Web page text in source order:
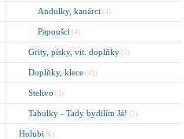
Andulky, kanárci (4)
Papoušci (4)
Grity, písky, vit. doplňky (7)
Doplňky, klece (13)
Stelivo (3)
Tabulky - Tady bydilím Já! (2)
Holubi (6)